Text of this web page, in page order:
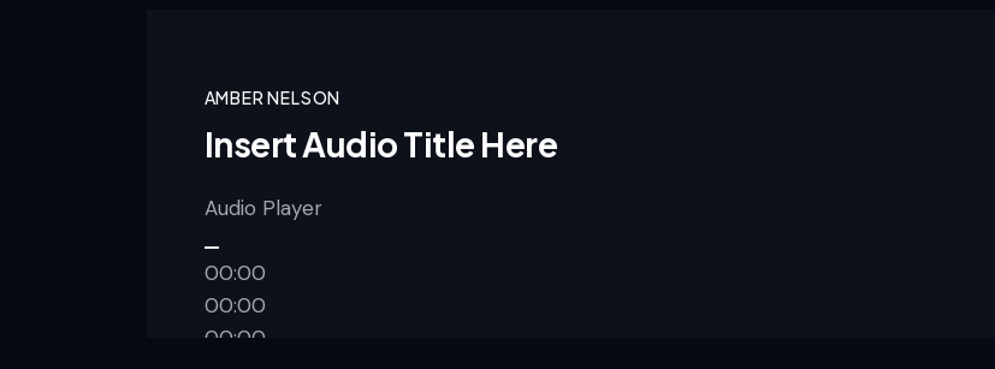
AMBER NELSON
Insert Audio Title Here
Audio Player
00:00
00:00
00:00